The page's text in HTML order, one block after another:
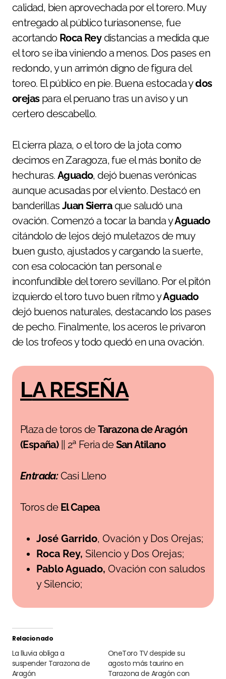
calidad, bien aprovechada por el torero. Muy
entregado al público turiasonense, fue
acortando Roca Reydistancias a medida que
el toro se iba viniendo a menos. Dos pases en
redondo, y un arrimón digno de figura del
toreo. El público en pie. Buena estocada ydos
orejaspara el peruano tras un aviso y un
certero descabello.
El cierra plaza, o el toro de la jota como
decimos en Zaragoza, fue el más bonito de
hechuras.Aguado, dejó buenas verónicas
aunque acusadas por el viento. Destacó en
banderillas Juan Sierraque saludó una
ovación. Comenzó a tocar la banda yAguado
citándolo de lejos dejó muletazos de muy
buen gusto, ajustados y cargando la suerte,
con esa colocación tan personal e
inconfundible del torero sevillano. Por el pitón
izquierdo el toro tuvo buen ritmo yAguado
dejó buenos naturales, destacando los pases
de pecho. Finalmente, los aceros le privaron
de los trofeos y todo quedó en una ovación.
LA RESEÑA
Plaza de toros deTarazona de Aragón
(España)
|| 2ª Feria deSan Atilano
Entrada:Casi Lleno
Toros de El Capea
José Garrido, Ovación y Dos Orejas;
Roca Rey, Silencio y Dos Orejas;
Pablo Aguado, Ovación con saludos
y Silencio;
Relacionado
La lluvia obliga a
suspender Tarazona de
Aragón
OneToro TV despide su
agosto más taurino en
Tarazona de Aragón con